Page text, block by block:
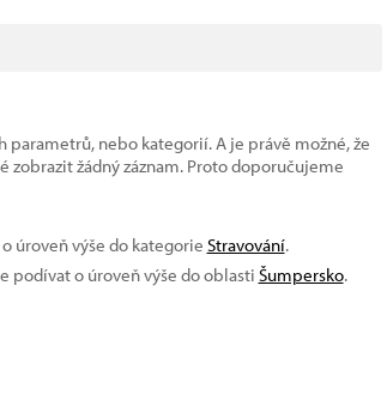
nebo kategorií. A je právě možné, že
žádný záznam. Proto doporučujeme
úroveň výše do kategorie Stravování.
podívat o úroveň výše do oblasti Šumpersko.